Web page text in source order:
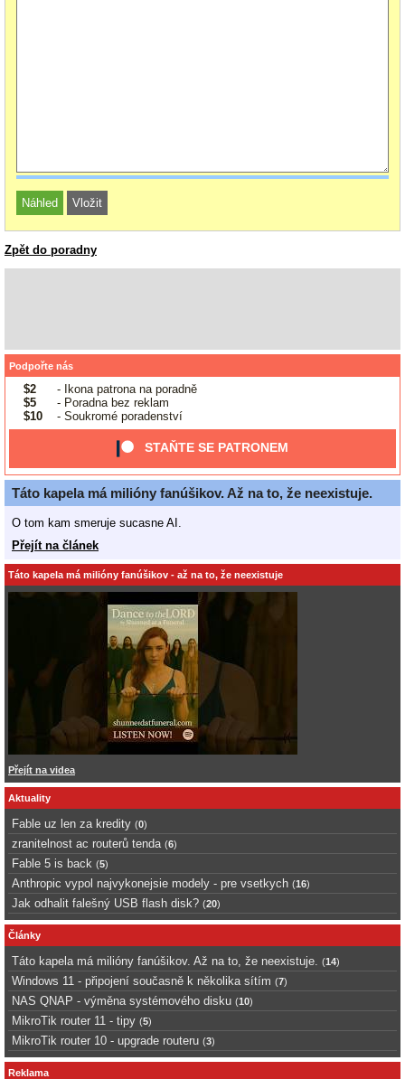
Zpět do poradny
Podpořte nás
$2
- Ikona patrona na poradně
$5
- Poradna bez reklam
$10
- Soukromé poradenství
STAŇTE SE PATRONEM
Táto kapela má milióny fanúšikov. Až na to, že neexistuje.
O tom kam smeruje sucasne AI.
Přejít na článek
Táto kapela má milióny fanúšikov - až na to, že neexistuje
Přejít na videa
Aktuality
Fable uz len za kredity (0)
zranitelnost ac routerů tenda (6)
Fable 5 is back (5)
Anthropic vypol najvykonejsie modely - pre vsetkych (16)
Jak odhalit falešný USB flash disk? (20)
Články
Táto kapela má milióny fanúšikov. Až na to, že neexistuje. (14)
Windows 11 - připojení současně k několika sítím (7)
NAS QNAP - výměna systémového disku (10)
MikroTik router 11 - tipy (5)
MikroTik router 10 - upgrade routeru (3)
Reklama